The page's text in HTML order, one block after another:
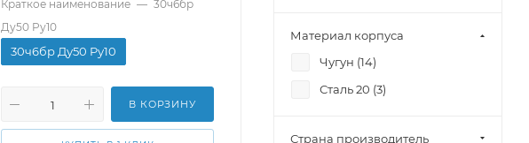
Краткое наименование — 30ч6бр
Ду50 Pу10
30ч6бр Ду50 Pу10
В КОРЗИНУ
Материал корпуса
Чугун (14)
Сталь 20 (3)
Страна производитель